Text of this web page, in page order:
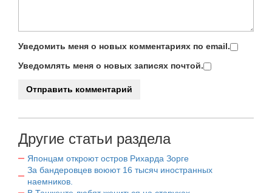
Уведомить меня о новых комментариях по email.
Уведомлять меня о новых записях почтой.
Другие статьи раздела
Японцам откроют остров Рихарда Зорге
За бандеровцев воюют 16 тысяч иностранных
наемников.